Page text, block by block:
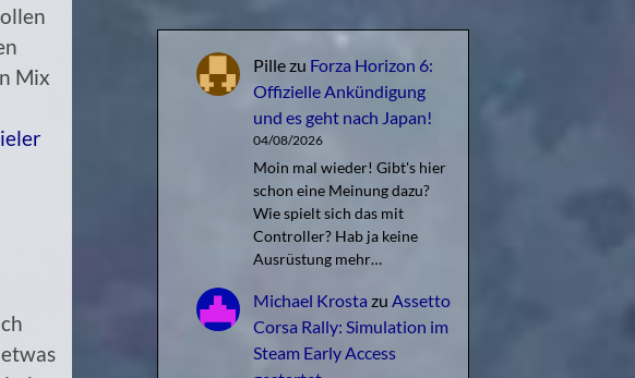
Mix
Pillezu Forza Horizon 6:
Offizielle Ankündigung
und es geht nach Japan!
04/08/2026
Moin mal wieder! Gibt's hier
schon eine Meinung dazu?
Wie spielt sich das mit
Controller? Hab ja keine
Ausrüstung mehr…
Michael Krosta zu Assetto
Corsa Rally: Simulation im
Steam Early Access